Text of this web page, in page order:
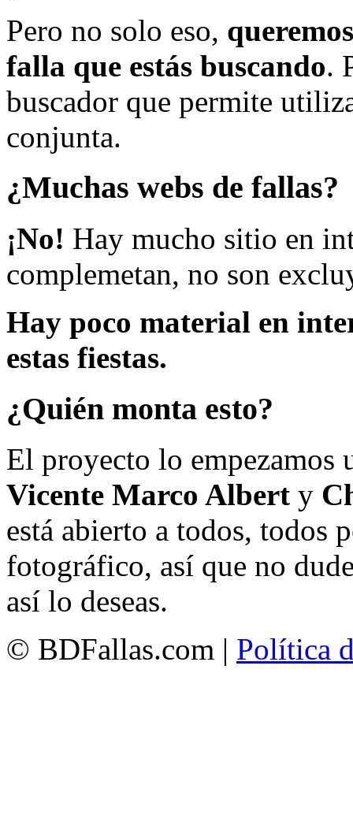
Pero no solo eso,
falla que estás buscando.
buscador que permite
conjunta.
¿Muchas webs de fallas?
¡No! Hay mucho sitio en
complemetan, no son
Hay poco material en
estas fiestas.
¿Quién monta esto?
El proyecto lo empezamos
Vicente Marco Albert y
está abierto a todos, todos
fotográfico, así que no
así lo deseas.
© BDFallas.com | Política